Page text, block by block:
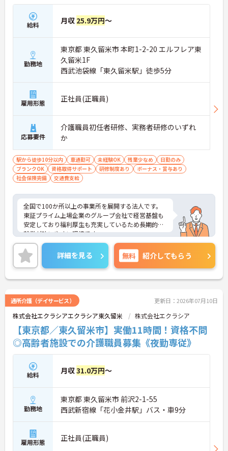
★おすすめPOINT★
【チーム全体で情報を共有し、一人で抱え込まずに
働ける環境です】
・毎朝スタッフ全員で情報共有のミーティングを実
施しているため、お客様の変化や業務連絡を細やか
に把握できます。
・困った時もすぐに相談してフォローし合える体制
が整っているので、安心して業務に取り組むことが
期待できます。
【独自の特別報酬制度により、確かな収入アップが
・賞与年2回に加え、施設運営への貢献やチームワ
ークを評価する特別報酬が支給される仕組みがあり
ます。
・目に見える形で日々の努力がしっかりと還元され
ることで、高いモチベーションを保ちながら将来的
な昇給を目指せます。
いペースで働けます】
・清潔感と節度があれば髪色やネイルなどの制限が
ないため、ご自身の個性を尊重した働き方を叶えら
れます。
・月平均残業時間が少なく、年間17日のリフレッシ
ュ休暇も取得できる環境で、心身のゆとりを維持で
きます。
【手厚い資格取得支援や継続雇用制度で、将来の安
心感が得られます】
されているため、働きながら着実に認知症ケアの専
門性を磨けます。
・65歳の定年後も70歳まで勤務可能な再雇用制度が
設けられており、一つの職場で安定して長く活躍し
続けることが可能です。
給料 月収 25.9万円～
勤務地
東京都 東久留米市 本町1-2-20 エルフレア東
久留米1F
西武池袋線「東久留米駅」徒歩5分
雇用形態 正社員(正職員)
応募要件
介護職員初任者研修、実務者研修のいずれ
か
駅から徒歩10分以内 車通勤可 未経験OK 残業少なめ
日勤のみ
ブランクOK
資格取得サポート 研修制度あり
ボーナス・賞与あり
社会保険完備
交通費支給
全国で100か所以上の事業所を展開する法人です。
東証プライム上場企業のグループ会社で経営基盤も
安定しており福利厚生も充実しているため長期的な
就業が叶いやすい環境です。
また、キャリアパス制度が整っているので、経験が
浅い方・ブランクがある方も高い目標をもって仕事
に取り組んでいただけます◎
ご興味ある方には、面接対策ポイントなど、さらに
詳細をお話しいたしますのでお気軽にご相談くださ
詳細を見る 無料 紹介してもらう
通所介護（デイサービス） 更新日：2026年07月10日
株式会社エクラシアエクラシア東久留米 株式会社エクラシア
【東京都／東久留米市】実働11時間！資格不問
◎高齢者施設での介護職員募集《夜勤専従》
給料 月収31.0万円～
勤務地
東京都 東久留米市 前沢2-1-55
西武新宿線「花小金井駅」バス・車9分
雇用形態 正社員(正職員)